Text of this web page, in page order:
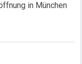
in München